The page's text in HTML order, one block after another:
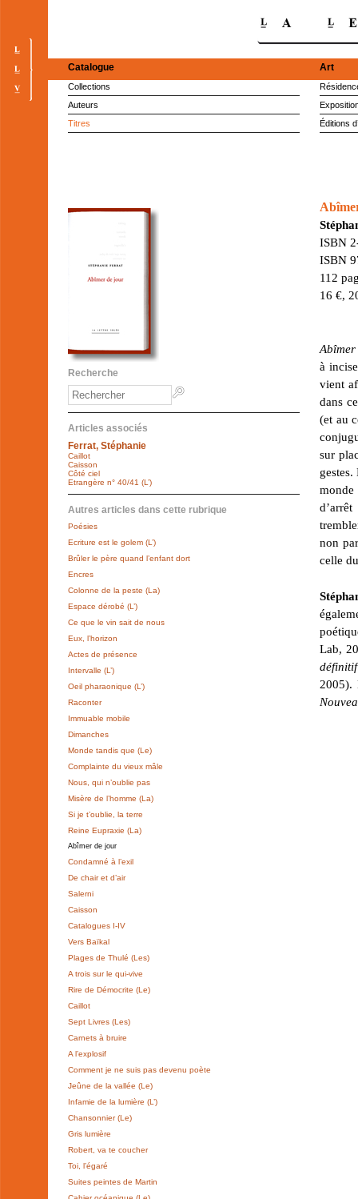
Catalogue
Collections
Auteurs
Titres
Art
Éditions
Recherche
Articles associés
Ferrat, Stéphanie
Caillot
Caisson
Côté ciel
Etrangère n° 40/41 (L’)
Autres articles dans cette rubrique
Poésies
Ecriture est le golem (L’)
Brûler le père quand l’enfant dort
Encres
Colonne de la peste (La)
Espace dérobé (L’)
Ce que le vin sait de nous
Eux, l’horizon
Actes de présence
Intervalle (L’)
Oeil pharaonique (L’)
Raconter
Immuable mobile
Dimanches
Monde tandis que (Le)
Complainte du vieux mâle
Nous, qui n’oublie pas
Misère de l’homme (La)
Si je t’oublie, la terre
Reine Eupraxie (La)
Abîmer de jour
Condamné à l’exil
De chair et d’air
Salerni
Caisson
Catalogues I-IV
Vers Baïkal
Plages de Thulé (Les)
A trois sur le qui-vive
Rire de Démocrite (Le)
Caillot
Sept Livres (Les)
Carnets à bruire
A l’explosif
Comment je ne suis pas devenu poète
Jeûne de la vallée (Le)
Infamie de la lumière (L’)
Chansonnier (Le)
Gris lumière
Robert, va te coucher
Toi, l’égaré
Suites peintes de Martin
ISBN
ISBN
112
16 €,
à
vient
dans
(et au
sur
non
celle
Lab,
définitif
2005).